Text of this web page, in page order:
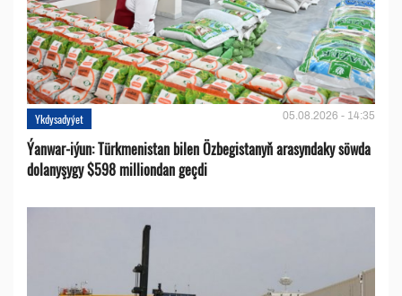
Ykdysadyýet 05.08.2026 - 14:35
Ýanwar-iýun: Türkmenistan bilen Özbegistanyň arasyndaky söwda
dolanyşygy $598 milliondan geçdi